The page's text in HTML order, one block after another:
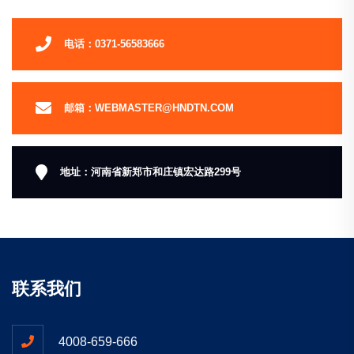
电话：0371-56583666
邮箱：WEBMASTER@HNDTN.COM
地址：河南省新郑市和庄镇宏达路299号
联系我们
4008-659-666